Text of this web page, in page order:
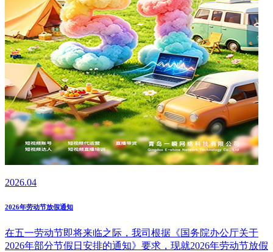
2026.04
2026年劳动节放假通知
在五一劳动节即将来临之际，我司根据《国务院办公厅关于
2026年部分节假日安排的通知》要求，现就2026年劳动节放假